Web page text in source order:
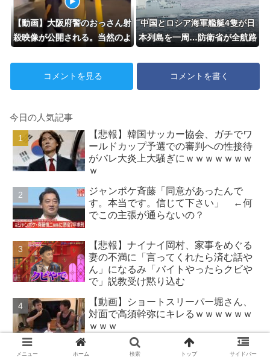
【動画】大阪府警のおっさん射
殺映像が公開される。当然のよ
中国とロシア海軍艦艇4隻が日
本列島を一周…防衛省が全航路
コメントを見る コメントを書く
今日の人気記事
【悲報】韓国サッカー協会、ガチでワ
ールドカップ予選での審判への性接待
がバレ大炎上大騒ぎにｗｗｗｗｗｗｗ
ｗ
ジャンポケ斉藤「同意があったんで
す。本当です。信じて下さい」 ←何
でこの主張が通らないの？
【悲報】ナイナイ岡村、家事をめぐる
妻の不満に「言ってくれたら済む話や
ん」になるみ「バイトやったらクビや
で」説教受け黙り込む
【動画】ショートスリーパー堀さん、
対面で高須幹弥にキレるｗｗｗｗｗｗ
ｗｗｗ
【朗報】みいちゃんと山田さん、ハッ
メニュー ホーム 検索 トップ サイドバー